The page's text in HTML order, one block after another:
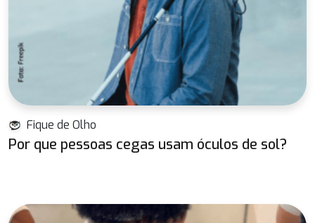
Fique de Olho
Por que pessoas cegas usam óculos de sol?